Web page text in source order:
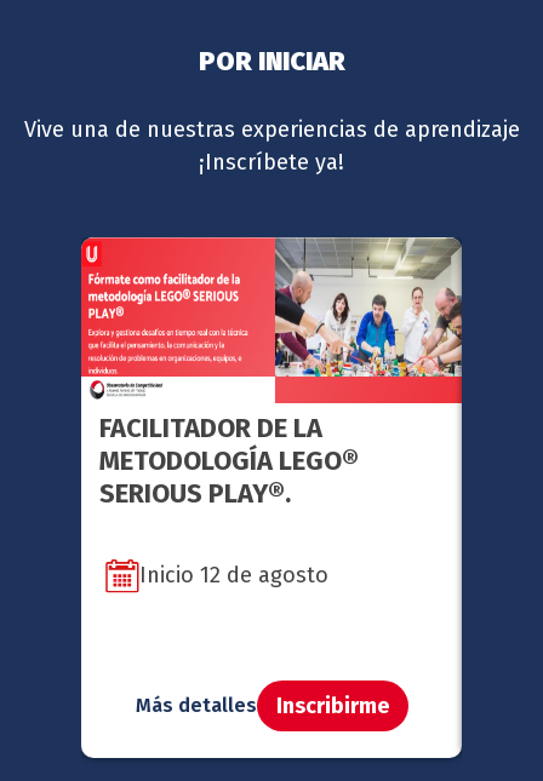
POR INICIAR
Vive una de nuestras experiencias de aprendizaje
¡Inscríbete ya!
FACILITADOR DE LA
METODOLOGÍA LEGO®
SERIOUS PLAY®.
Inicio 12 de agosto
Más detalles Inscribirme